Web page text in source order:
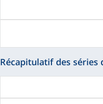
Récapitulatif des séries